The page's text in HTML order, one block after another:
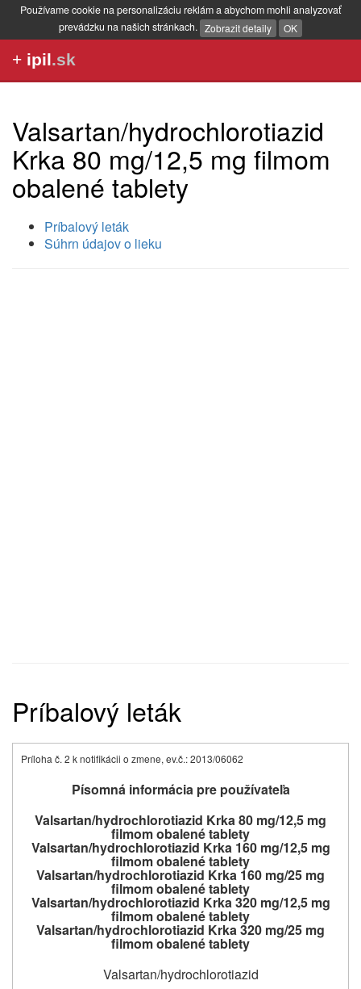
Používame cookie na personalizáciu reklám a abychom mohli analyzovať
prevádzku na našich stránkach. Zobrazit detaily OK
+ ipil.sk
Valsartan/hydrochlorotiazid
Krka 80 mg/12,5 mg filmom
obalené tablety
Príbalový leták
Súhrn údajov o lieku
Príbalový leták
Príloha č. 2 k notifikácii o zmene, ev.č.: 2013/06062
Písomná informácia pre používateľa
Valsartan/hydrochlorotiazid Krka 80 mg/12,5 mg
filmom obalené tablety
Valsartan/hydrochlorotiazid Krka 160 mg/12,5 mg
filmom obalené tablety
Valsartan/hydrochlorotiazid Krka 160 mg/25 mg
filmom obalené tablety
Valsartan/hydrochlorotiazid Krka 320 mg/12,5 mg
filmom obalené tablety
Valsartan/hydrochlorotiazid Krka 320 mg/25 mg
filmom obalené tablety
Valsartan/hydrochlorotiazid